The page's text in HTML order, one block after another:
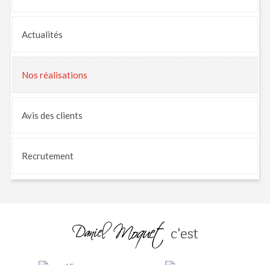
Actualités
Nos réalisations
Avis des clients
Recrutement
c'est